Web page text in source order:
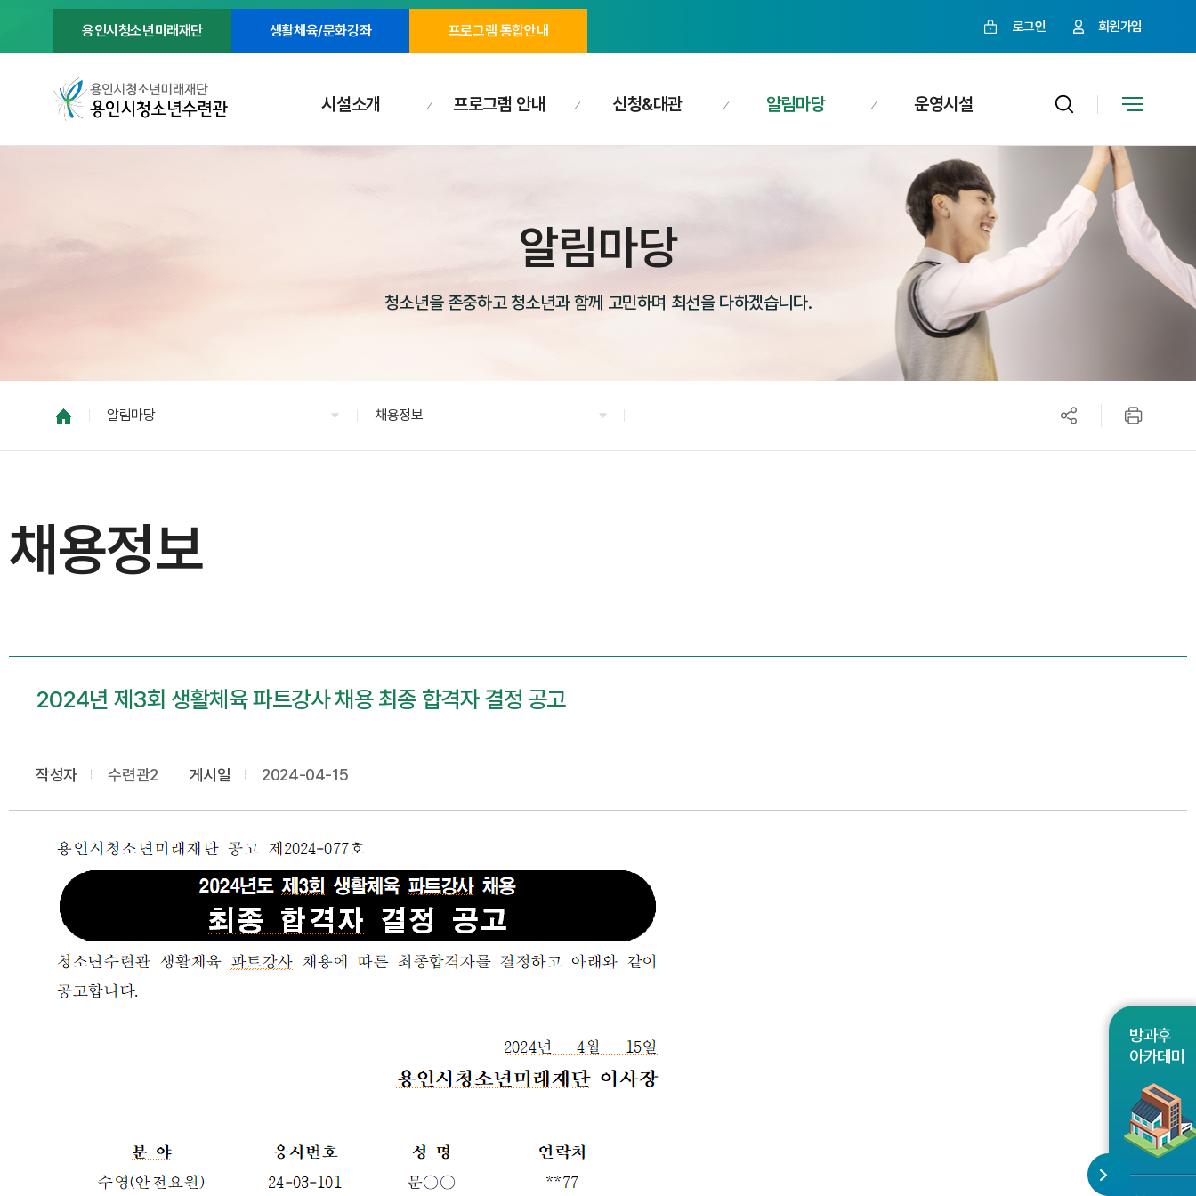
용인시청소년미래재단 생활체육/문화강좌 프로그램 통합안내 로그인 회원가입
시설소개 프로그램 안내 신청&대관 알림마당 운영시설
방과후
아카데미
알림마당
청소년을 존중하고 청소년과 함께 고민하며 최선을 다하겠습니다.
알림마당 채용정보
채용정보
2024년 제3회 생활체육 파트강사 채용 최종 합격자 결정 공고
작성자 수련관2 게시일 2024-04-15